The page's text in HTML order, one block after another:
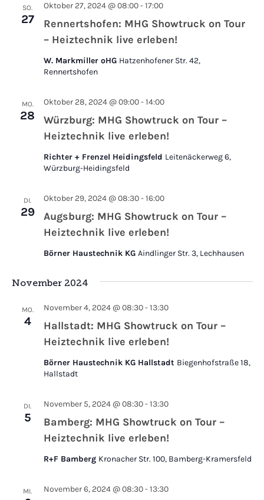
SO.
27
Rennertshofen: MHG Showtruck on Tour
– Heiztechnik live erleben!
Oktober 27, 2024 @ 08:00-17:00
W. Markmiller oHG Hatzenhofener Str. 42,
Rennertshofen
MO.
28
Würzburg: MHG Showtruck on Tour –
Heiztechnik live erleben!
Oktober 28, 2024 @ 09:00-14:00
Richter + Frenzel Heidingsfeld Leitenäckerweg 6,
Würzburg-Heidingsfeld
DI.
29
Augsburg: MHG Showtruck on Tour –
Heiztechnik live erleben!
Oktober 29, 2024 @ 08:30-16:00
Börner Haustechnik KG Aindlinger Str. 3, Lechhausen
November 2024
MO.
4
Hallstadt: MHG Showtruck on Tour –
Heiztechnik live erleben!
November 4, 2024 @ 08:30-13:30
Börner Haustechnik KG Hallstadt Biegenhofstraße 18,
Hallstadt
DI.
5
Bamberg: MHG Showtruck on Tour –
Heiztechnik live erleben!
November 5, 2024 @ 08:30-13:30
R+F Bamberg Kronacher Str. 100, Bamberg-Kramersfeld
MI. November 6, 2024 @ 08:30-13:30